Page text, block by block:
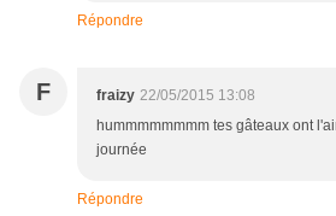
Répondre
F fraizy 22/05/2015 13:08
hummmmmmmm tes gâteaux ont
journée
Répondre